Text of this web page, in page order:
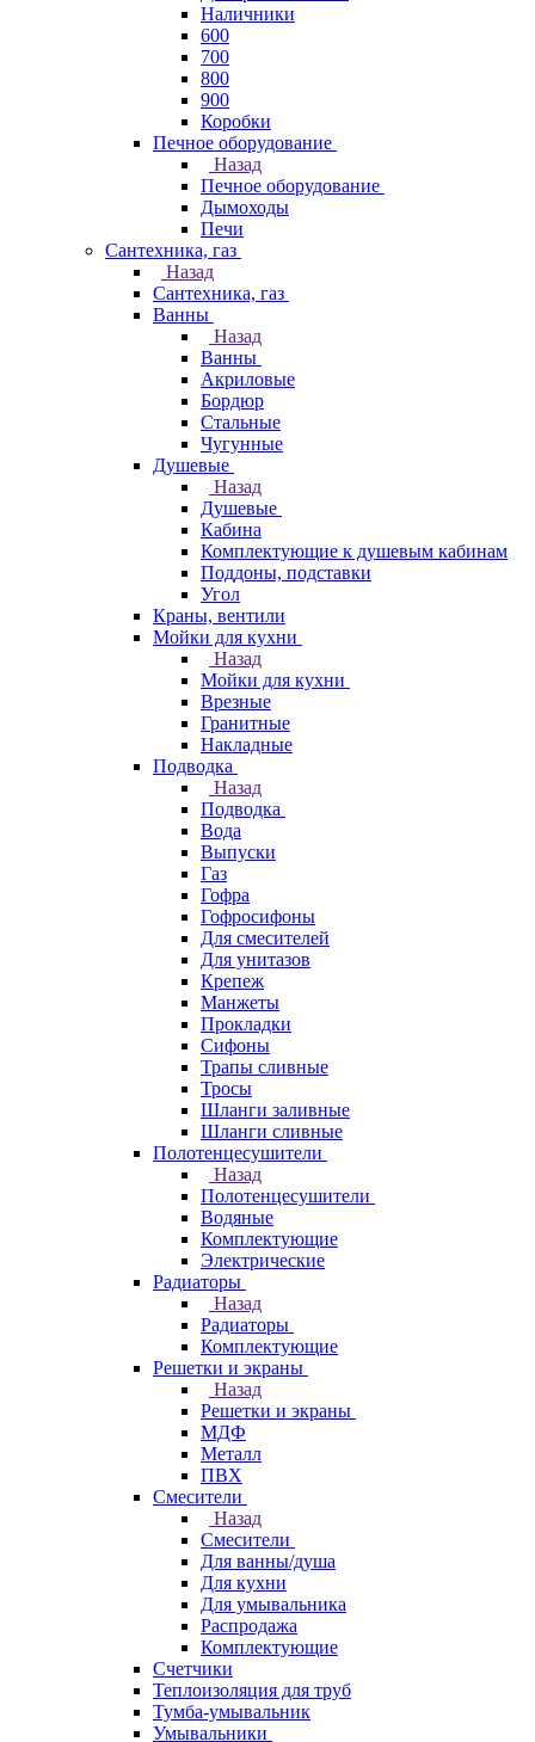
Наличники
600
700
800
900
Коробки
Печное оборудование
Назад
Печное оборудование
Дымоходы
Печи
Сантехника, газ
Назад
Сантехника, газ
Ванны
Назад
Ванны
Акриловые
Бордюр
Стальные
Чугунные
Душевые
Назад
Душевые
Кабина
Комплектующие к душевым кабинам
Поддоны, подставки
Угол
Краны, вентили
Мойки для кухни
Назад
Мойки для кухни
Врезные
Гранитные
Накладные
Подводка
Назад
Подводка
Вода
Выпуски
Газ
Гофра
Гофросифоны
Для смесителей
Для унитазов
Крепеж
Манжеты
Прокладки
Сифоны
Трапы сливные
Тросы
Шланги заливные
Шланги сливные
Полотенцесушители
Назад
Полотенцесушители
Водяные
Комплектующие
Электрические
Радиаторы
Назад
Радиаторы
Комплектующие
Решетки и экраны
Назад
Решетки и экраны
МДФ
Металл
ПВХ
Смесители
Назад
Смесители
Для ванны/душа
Для кухни
Для умывальника
Распродажа
Комплектующие
Счетчики
Теплоизоляция для труб
Тумба-умывальник
Умывальники